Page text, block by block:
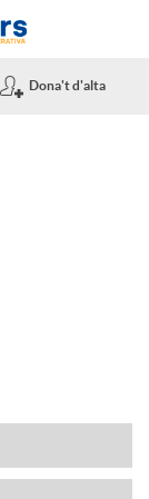
Dona't d'alta